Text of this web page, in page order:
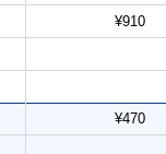
¥910
¥470